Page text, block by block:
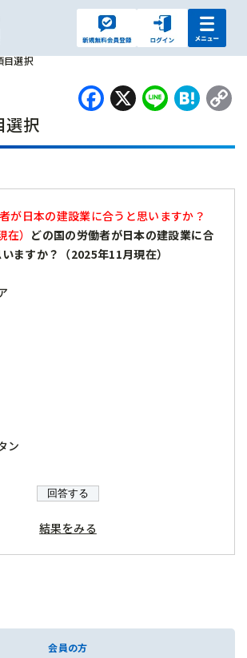
目選択
Facebook
X Line
選択
が日本の建設業に合うと思いますか？
在） どの国の労働者が日本の建設業に合
ますか？（2025年11月現在）
ン
結果をみる
会員の方